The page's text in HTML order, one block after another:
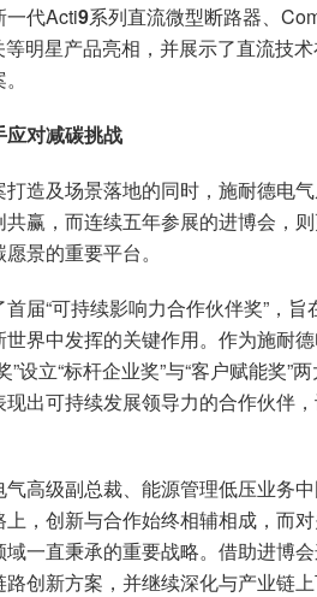
一代Acti9系列直流微型断路器、
明星产品亮相，并展示了直流技
应对减碳挑战
造及场景落地的同时，施耐德电
赢，而连续五年参展的进博会，
景的重要平台。
届“可持续影响力合作伙伴奖”，
界中发挥的关键作用。作为施耐
”设立“标杆企业奖”与“客户赋能奖
出可持续发展领导力的合作伙伴
高级副总裁、能源管理低压业务
，创新与合作始终相辅相成，而
一直秉承的重要战略。借助进博
创新方案，并继续深化与产业链